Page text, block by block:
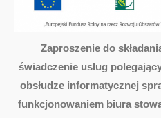
Zaproszenie do
świadczenie usług
obsłudze informatycznej
funkcjonowaniem biura